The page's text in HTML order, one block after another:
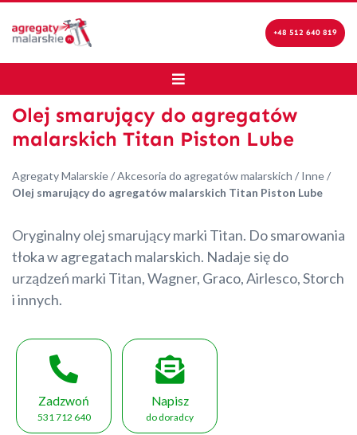
+48 512 640 819
Olej smarujący do agregatów
malarskich Titan Piston Lube
Agregaty Malarskie/Akcesoria do agregatów malarskich / Inne/
Olej smarujący do agregatów malarskich Titan Piston Lube
Oryginalny olej smarujący marki Titan. Do smarowania
tłoka w agregatach malarskich. Nadaje się do
urządzeń marki Titan, Wagner, Graco, Airlesco, Storch
i innych.
Zadzwoń
531 712 640
Napisz
do doradcy